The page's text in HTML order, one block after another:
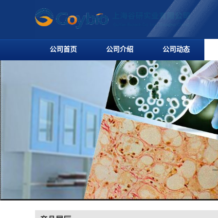
公司首页 公司介绍 公司动态